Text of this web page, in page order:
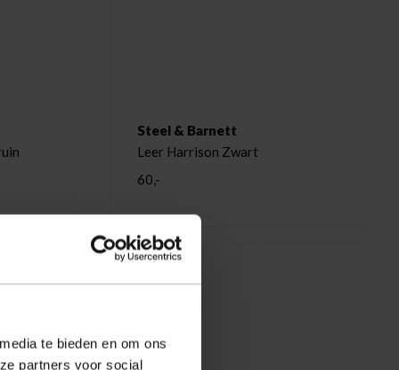
te bieden en om ons
partners voor social
Steel & Barnett
Leer Harrison Zwart
60,-